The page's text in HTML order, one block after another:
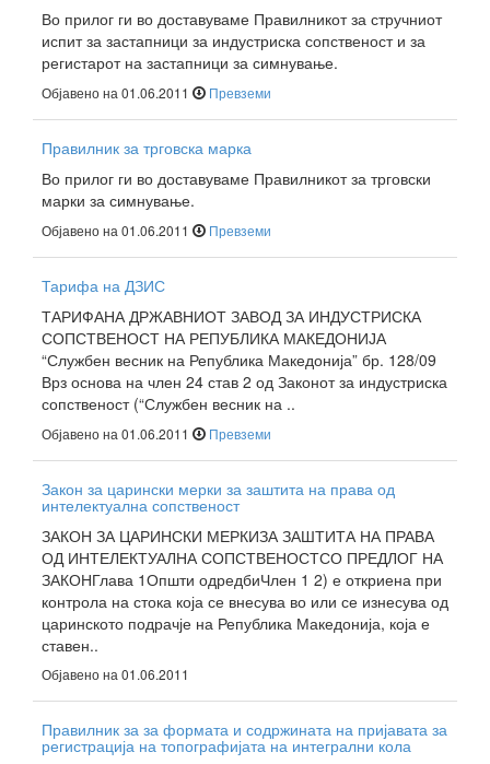
Во прилог ги во доставуваме Правилникот за стручниот
испит за застапници за индустриска сопственост и за
регистарот на застапници за симнување.
Објавено на 01.06.2011 Превземи
Правилник за трговска марка
Во прилог ги во доставуваме Правилникот за трговски
марки за симнување.
Објавено на 01.06.2011 Превземи
Тарифа на ДЗИС
ТАРИФАНА ДРЖАВНИОТ ЗАВОД ЗА ИНДУСТРИСКА
СОПСТВЕНОСТ НА РЕПУБЛИКА МАКЕДОНИЈА
“Службен весник на Република Македонија” бр. 128/09
Врз основа на член 24 став 2 од Законот за индустриска
сопственост (“Службен весник на ..
Објавено на 01.06.2011 Превземи
Закон за царински мерки за заштита на права од
интелектуална сопственост
ЗАКОН ЗА ЦАРИНСКИ МЕРКИЗА ЗАШТИТА НА ПРАВА
ОД ИНТЕЛЕКТУАЛНА СОПСТВЕНОСТСО ПРЕДЛОГ НА
ЗАКОНГлава 1Општи одредбиЧлен 1 2) е откриена при
контрола на стока која се внесува во или се изнесува од
царинското подрачје на Република Македонија, која е
ставен..
Објавено на 01.06.2011
Правилник за за формата и содржината на пријавата за
регистрација на топографијата на интегрални кола